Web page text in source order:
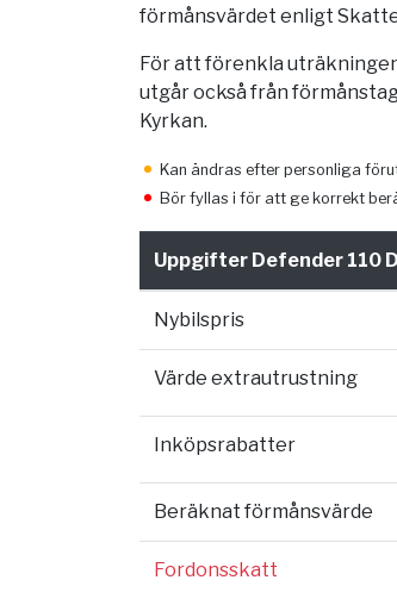
förmånsvärdet enligt
För att förenkla
utgår också från
Kyrkan.
Kan ändras efter personliga
Bör fyllas i för att ge korrekt
Uppgifter Defender 110
Nybilspris
Värde extrautrustning
Inköpsrabatter
Beräknat förmånsvärde
Fordonsskatt